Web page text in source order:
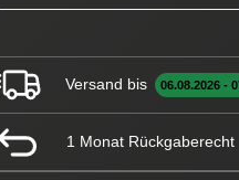
Versand bis 06.08.2026 -
1 Monat Rückgaberecht